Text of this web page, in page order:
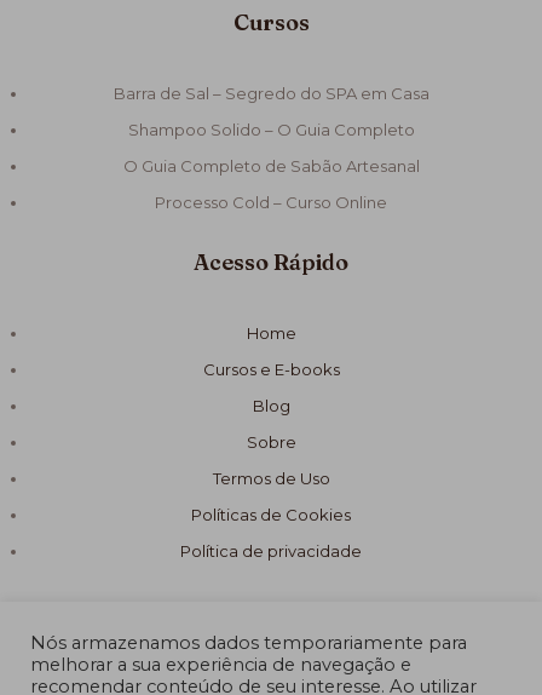
Cursos
Barra de Sal – Segredo do SPA em Casa
Shampoo Solido – O Guia Completo
O Guia Completo de Sabão Artesanal
Processo Cold – Curso Online
Acesso Rápido
Home
Cursos e E-books
Blog
Sobre
Termos de Uso
Políticas de Cookies
Política de privacidade
Nós armazenamos dados temporariamente para
melhorar a sua experiência de navegação e
recomendar conteúdo de seu interesse. Ao utilizar